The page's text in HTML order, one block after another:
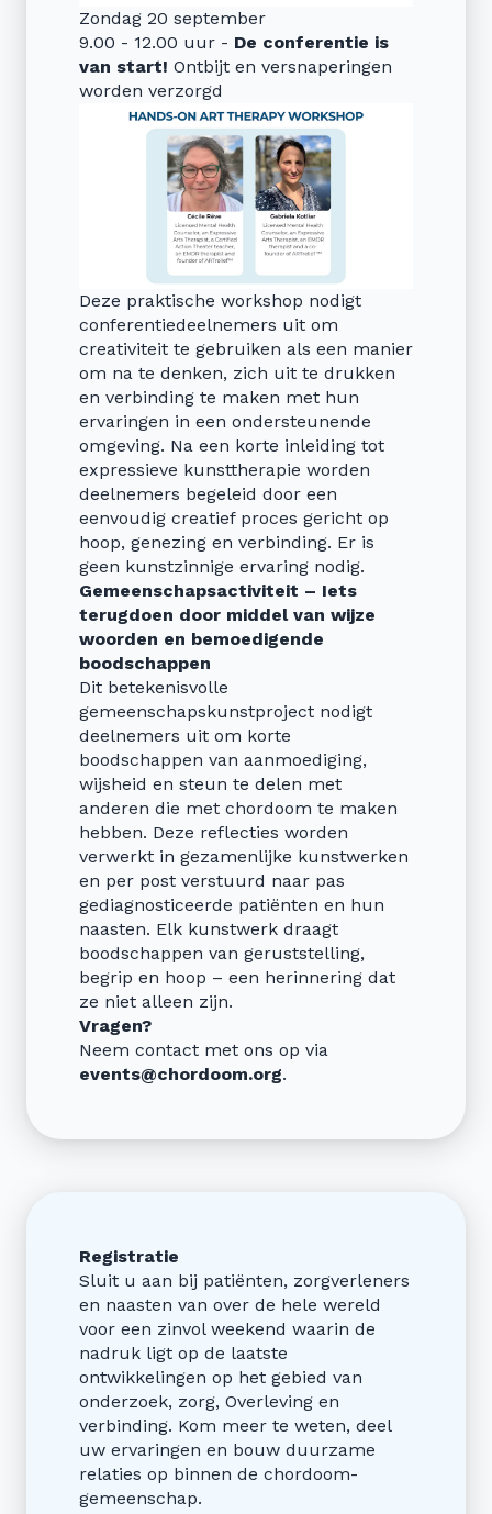
Zondag 20 september
9.00 - 12.00 uur - De conferentie is
van start! Ontbijt en versnaperingen
worden verzorgd
Deze praktische workshop nodigt
conferentiedeelnemers uit om
creativiteit te gebruiken als een manier
om na te denken, zich uit te drukken
en verbinding te maken met hun
ervaringen in een ondersteunende
omgeving. Na een korte inleiding tot
expressieve kunsttherapie worden
deelnemers begeleid door een
eenvoudig creatief proces gericht op
hoop, genezing en verbinding. Er is
geen kunstzinnige ervaring nodig.
Gemeenschapsactiviteit – Iets
terugdoen door middel van wijze
woorden en bemoedigende
boodschappen
Dit betekenisvolle
gemeenschapskunstproject nodigt
deelnemers uit om korte
boodschappen van aanmoediging,
wijsheid en steun te delen met
anderen die met chordoom te maken
hebben. Deze reflecties worden
verwerkt in gezamenlijke kunstwerken
en per post verstuurd naar pas
gediagnosticeerde patiënten en hun
naasten. Elk kunstwerk draagt
boodschappen van geruststelling,
begrip en hoop – een herinnering dat
ze niet alleen zijn.
Vragen?
Neem contact met ons op via
events@chordoom.org.
Registratie
Sluit u aan bij patiënten, zorgverleners
en naasten van over de hele wereld
voor een zinvol weekend waarin de
nadruk ligt op de laatste
ontwikkelingen op het gebied van
onderzoek, zorg, Overleving en
verbinding. Kom meer te weten, deel
uw ervaringen en bouw duurzame
relaties op binnen de chordoom-
gemeenschap.